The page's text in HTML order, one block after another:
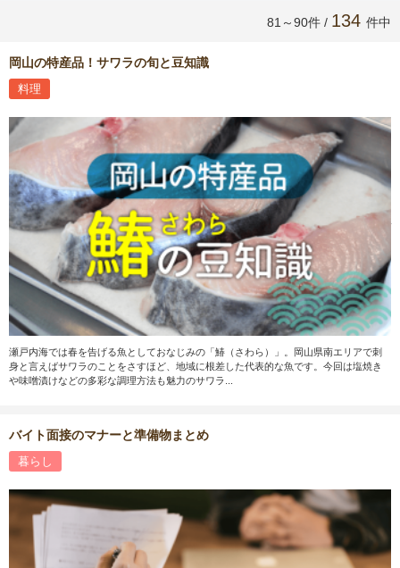
81～90件 / 134 件中
岡山の特産品！サワラの旬と豆知識
料理
瀬戸内海では春を告げる魚としておなじみの「鰆（さわら）」。岡山県南エリアで刺
身と言えばサワラのことをさすほど、地域に根差した代表的な魚です。今回は塩焼き
や味噌漬けなどの多彩な調理方法も魅力のサワラ...
バイト面接のマナーと準備物まとめ
暮らし